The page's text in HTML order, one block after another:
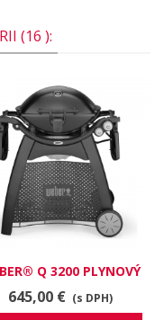
(16 ):
Q 3200 PLYNOVÝ
GRIL
645,00 € (s DPH)